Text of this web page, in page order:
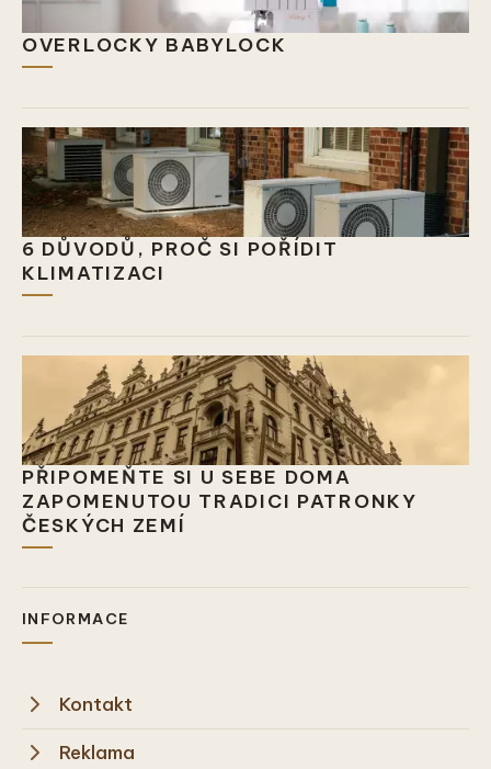
OVERLOCKY BABYLOCK
6 DŮVODŮ, PROČ SI POŘÍDIT
KLIMATIZACI
PŘIPOMEŇTE SI U SEBE DOMA
ZAPOMENUTOU TRADICI PATRONKY
ČESKÝCH ZEMÍ
INFORMACE
Kontakt
Reklama